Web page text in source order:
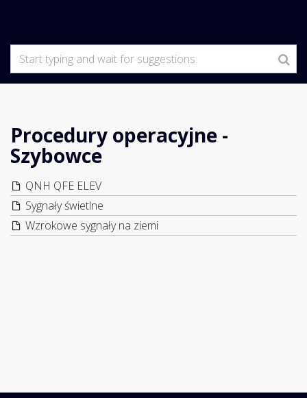
Procedury operacyjne -
Szybowce
QNH QFE ELEV
Sygnały świetlne
Wzrokowe sygnały na ziemi